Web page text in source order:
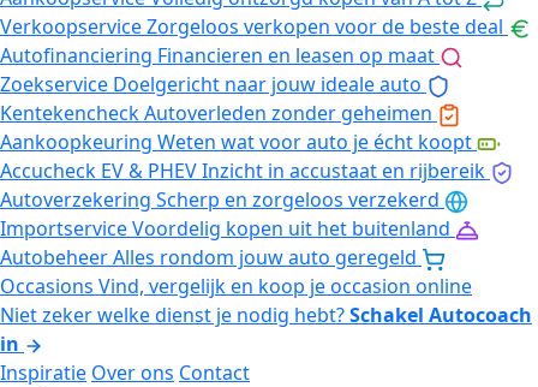
VerkoopserviceZorgeloos verkopen voor de beste deal
Autofinanciering Financieren en leasen op maat
Zoekservice Doelgericht naar jouw ideale auto
KentekencheckAutoverleden zonder geheimen
Aankoopkeuring Weten wat voor auto je écht koopt
Accucheck EV & PHEVInzicht in accustaat en rijbereik
Autoverzekering Scherp en zorgeloos verzekerd
ImportserviceVoordelig kopen uit het buitenland
AutobeheerAlles rondom jouw auto geregeld
Occasions Vind, vergelijk en koop je occasion online
Niet zeker welke dienst je nodig hebt?Schakel Autocoach
in
Inspiratie Over ons Contact